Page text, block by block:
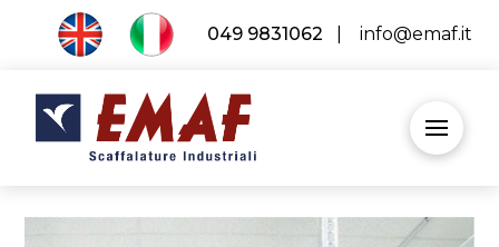
049 9831062 info@emaf.it